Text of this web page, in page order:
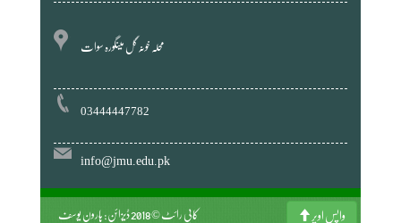
محلہ خونہ گل مینگورہ سوات
03444447782
info@jmu.edu.pk
کاپی رائٹ © 2018 ڈیزائن: ہارون یوسف واپس اوپر